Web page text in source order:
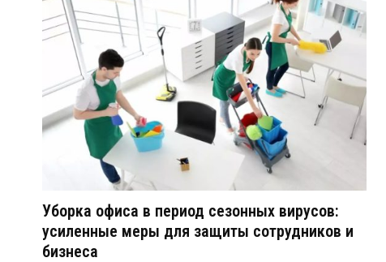
Уборка офиса в период сезонных вирусов:
усиленные меры для защиты сотрудников и
бизнеса